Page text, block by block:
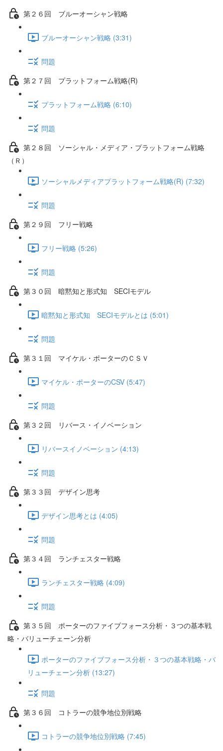
第２６回 ブルーオーシャン戦略
ブルーオーシャン戦略 (3:31)
問題
第２７回 プラットフォーム戦略(R)
プラットフォーム戦略 (6:10)
問題
第２８回 ソーシャル・メディア・プラットフォーム戦略
（Ｒ）
ソーシャルメディアプラットフォーム戦略(R) (7:32)
問題
第２９回 フリー戦略
フリー戦略 (5:26)
問題
第３０回 暗黙知と形式知 SECIモデル
暗黙知と形式知 SECIモデルとは (5:01)
問題
第３１回 マイケル・ポーターのＣＳＶ
マイケル・ポーターのCSV (5:47)
問題
第３２回 リバース・イノベーション
リバースイノベーション (4:13)
問題
第３３回 デザイン思考
デザイン思考とは (4:05)
問題
第３４回 ランチェスター戦略
ランチェスター戦略 (4:09)
問題
第３５回 ポーターのファイブフォース分析・３つの基本戦
略・バリューチェーン分析
ポーターのファイブフォース分析・３つの基本戦略・バ
リューチェーン分析 (13:27)
問題
第３６回 コトラーの競争地位別戦略
コトラーの競争地位別戦略 (7:45)